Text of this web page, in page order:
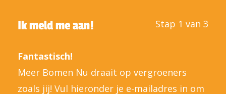
Ik meld me aan! Stap 1 van 3
Fantastisch!
Meer Bomen Nu draait op vergroeners
zoals jij! Vul hieronder je e-mailadres in om